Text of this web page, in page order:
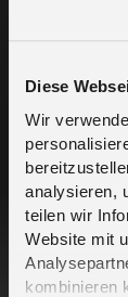
Diese
Wir
analysieren,
teilen wir
Website mit
kombinieren